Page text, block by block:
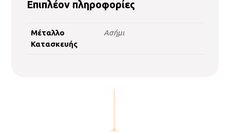
Επιπλέον πληροφορίες
Μέταλλο
Κατασκευής
Ασήμι